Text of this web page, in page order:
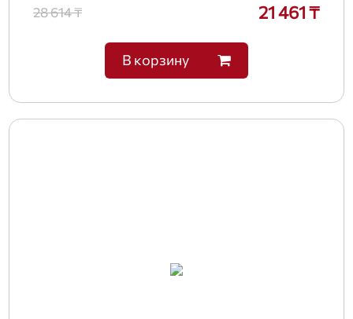
28 614 ₸ 21 461 ₸
В корзину